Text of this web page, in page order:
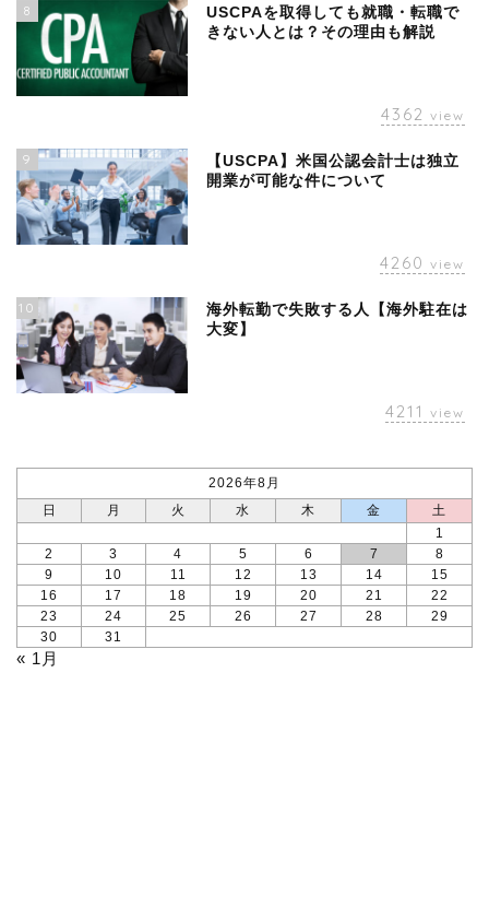
8
USCPAを取得しても就職・転職で
きない人とは？その理由も解説
4362 view
9
【USCPA】米国公認会計士は独立
開業が可能な件について
4260 view
10
海外転勤で失敗する人【海外駐在は
大変】
4211 view
2026年8月
日
月 火 水 木 金
土
1
2
3 4 5 6 7
8
9
10 11 12 13 14
15
16
17 18 19 20 21
22
23
24 25 26 27 28
29
30
31
« 1月